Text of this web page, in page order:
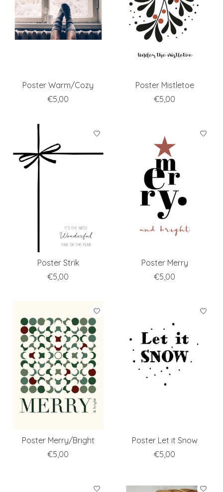
Poster Warm/Cozy
€5,00
Poster Mistletoe
€5,00
Poster Strik
€5,00
Poster Merry
€5,00
Poster Merry/Bright
€5,00
Poster Let it Snow
€5,00